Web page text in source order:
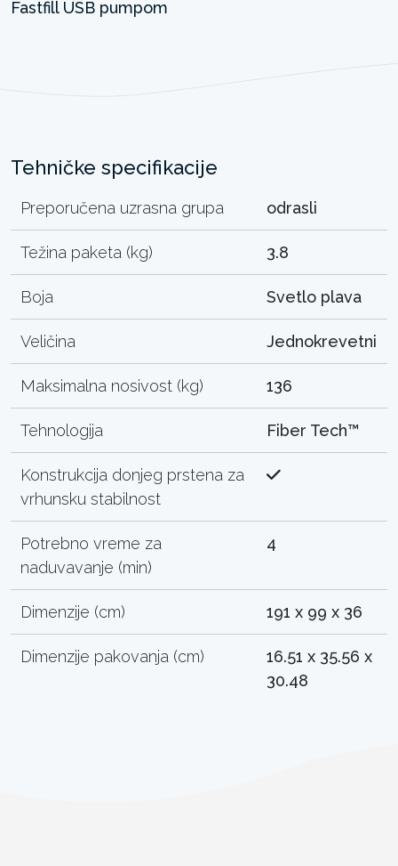
Tehničke specifikacije
Preporučena uzrasna grupa odrasli
Težina paketa (kg) 3.8
Boja Svetlo plava
Veličina Jednokrevetni
Maksimalna nosivost (kg) 136
Tehnologija Fiber Tech™
Konstrukcija donjeg prstena za
vrhunsku stabilnost
Potrebno vreme za
naduvavanje (min)
4
Dimenzije (cm) 191 x 99 x 36
Dimenzije pakovanja (cm)
16.51 x 35.56 x
30.48